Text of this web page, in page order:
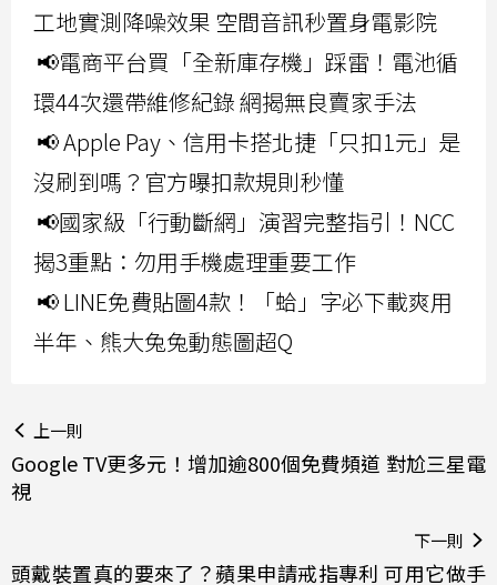
工地實測降噪效果 空間音訊秒置身電影院
📢電商平台買「全新庫存機」踩雷！電池循
環44次還帶維修紀錄 網揭無良賣家手法
📢 Apple Pay、信用卡搭北捷「只扣1元」是
沒刷到嗎？官方曝扣款規則秒懂
📢國家級「行動斷網」演習完整指引！NCC
揭3重點：勿用手機處理重要工作
📢 LINE免費貼圖4款！「蛤」字必下載爽用
半年、熊大兔兔動態圖超Q
上一則
Google TV更多元！增加逾800個免費頻道 對尬三星電
視
下一則
頭戴裝置真的要來了？蘋果申請戒指專利 可用它做手